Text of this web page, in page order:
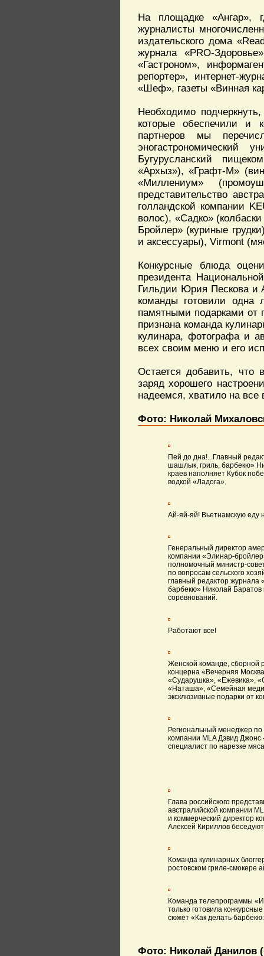
На площадке «Ангар»,
журналисты
издательского дома
журнала «PRO-
«Гастроном»,
репортер», интернет-
«Шеф», газеты «Винная
Необходимо
которые обеспечили и
партнеров мы
эногастрономический
Бугурусланский
«Архыз»), «Графт-М»
«Миллениум»
представительство
голландской компании
волос), «Садко»
Бройлер» (куриные
и аксессуары), Virmont
Конкурсные блюда
президента
Гильдии Юрия Пескова и
команды готовили
памятными подарками от
признана команда
кулинара, фотографа и
всех своим меню и его
Остается добавить, что
заряд хорошего
надеемся, хватило на
Фото: Николай
Пей до дна!.. Главный
шашлык, гриль, барбекю»
краев наполняет Кубок
водкой «Ладога».
Ай-яй-яй! Вьетнамскую еду
Генеральный директор
компании «Элинар-
полномочный министр-
по вопросам сельского
главный редактор журнала
барбекю» Николай
соревнований.
Работают все!
Женской команде, сборной
концерна «Вечерняя
«Сударушка», «Ежевика»,
«Наташа», «Семейная
эксклюзивные подарки от
Региональный менеджер по
компании MLA Дэвид Джонс
специалист по нарезке
Глава российского
австралийской компании
и коммерческий директор
Алексей Кириллов
Команда кулинарных
ростовском гриле-смокере
Команда телепрограммы
только готовила
сюжет «Как делать
Фото: Николай Данилов